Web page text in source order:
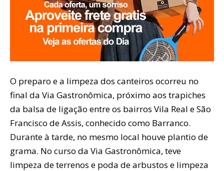
O preparo e a limpeza dos canteiros ocorreu no
final da Via Gastronômica, próximo aos trapiches
da balsa de ligação entre os bairros Vila Real e São
Francisco de Assis, conhecido como Barranco.
Durante à tarde, no mesmo local houve plantio de
grama. No curso da Via Gastronômica, teve
limpeza de terrenos e poda de arbustos e limpeza